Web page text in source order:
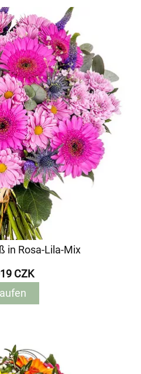
in Rosa-Lila-Mix
CZK